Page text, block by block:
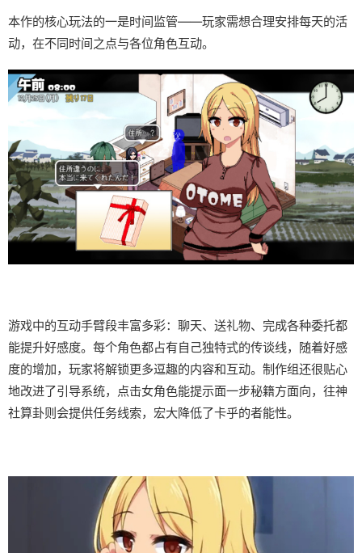
本作的核心玩法的一是时间监管——玩家需想合理安排每天的活
动，在不同时间之点与各位角色互动。
游戏中的​​互动手臂段丰富多彩​​：聊天、送礼物、完成各种委托都
能提升好感度。每个角色都占有自己独特式的传谈线，随着好感
度的增加，玩家将解锁更多逗趣的内容和互动。制作组还很贴心
地改进了引导系统，点击女角色能提示面一步秘籍方面向，往神
社算卦则会提供任务线索，宏大降低了卡乎的者能性。